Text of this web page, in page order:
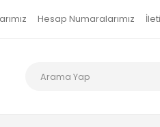
Hesap Numaralarımız